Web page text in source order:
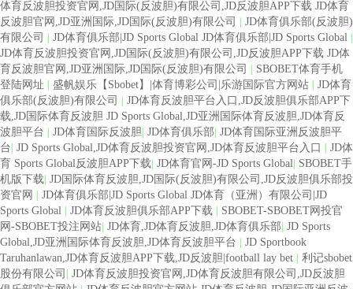
体育反波胆投资官网,JD国际(反波胆)有限公司,JD反波胆APP下载 JD体育
反波胆官网,JD亚洲国际,JD国际(反波胆)有限公司
JD体育俱乐部(反波胆)
有限公司
JD体育俱乐部|JD Sports Global JD体育俱乐部|JD Sports Global
JD体育反波胆投资官网,JD国际(反波胆)有限公司,JD反波胆APP下载 JD体
育反波胆官网,JD亚洲国际,JD国际(反波胆)有限公司
SBOBET体育手机
登陆网址
盛帆娱乐【Sbobet】|体育博彩公司|乐游国际官方网站
JD体育
俱乐部(反波胆)有限公司
JD体育反波胆平台入口,JD反波胆俱乐部APP下
载,JD国际体育反波胆 JD Sports Global,JD亚洲国际体育反波胆,JD体育反
波胆平台
JD体育国际反波胆 JD体育俱乐部 JD体育国际亚洲反波胆平
台 JD Sports Global,JD体育反波胆投资官网,JD体育反波胆平台入口
JD体
育 Sports Global反波胆APP下载 JD体育官网-JD Sports Global SBOBET手
机版下载 JD国际体育反波胆,JD国际(反波胆)有限公司,JD反波胆俱乐部投
资官网
JD体育俱乐部|JD Sports Global JD体育（亚洲）有限公司|JD
Sports Global
JD体育反波胆俱乐部APP下载
SBOBET-SBOBET网投官
网-SBOBET投注网站 JD体育,JD体育反波胆,JD体育俱乐部 JD Sports
Global,JD亚洲国际体育反波胆,JD体育反波胆平台
JD Sportbook
Taruhanlawan,JD体育反波胆APP下载,JD反波胆|football lay bet
利记sbobet
股份有限公司
JD体育反波胆投资官网,JD体育反波胆有限公司,JD反波胆